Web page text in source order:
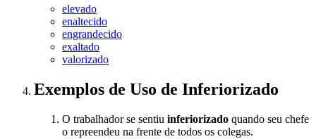
elevado
enaltecido
engrandecido
exaltado
valorizado
Exemplos de Uso de Inferiorizado
O trabalhador se sentiu inferiorizado quando seu chefe
o repreendeu na frente de todos os colegas.